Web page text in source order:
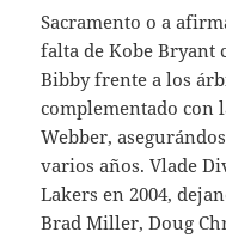
Sacramento o a
falta de Kobe Bryant
Bibby frente a los
complementado con
Webber,
varios años. Vlade
Lakers en 2004,
Brad Miller, Doug